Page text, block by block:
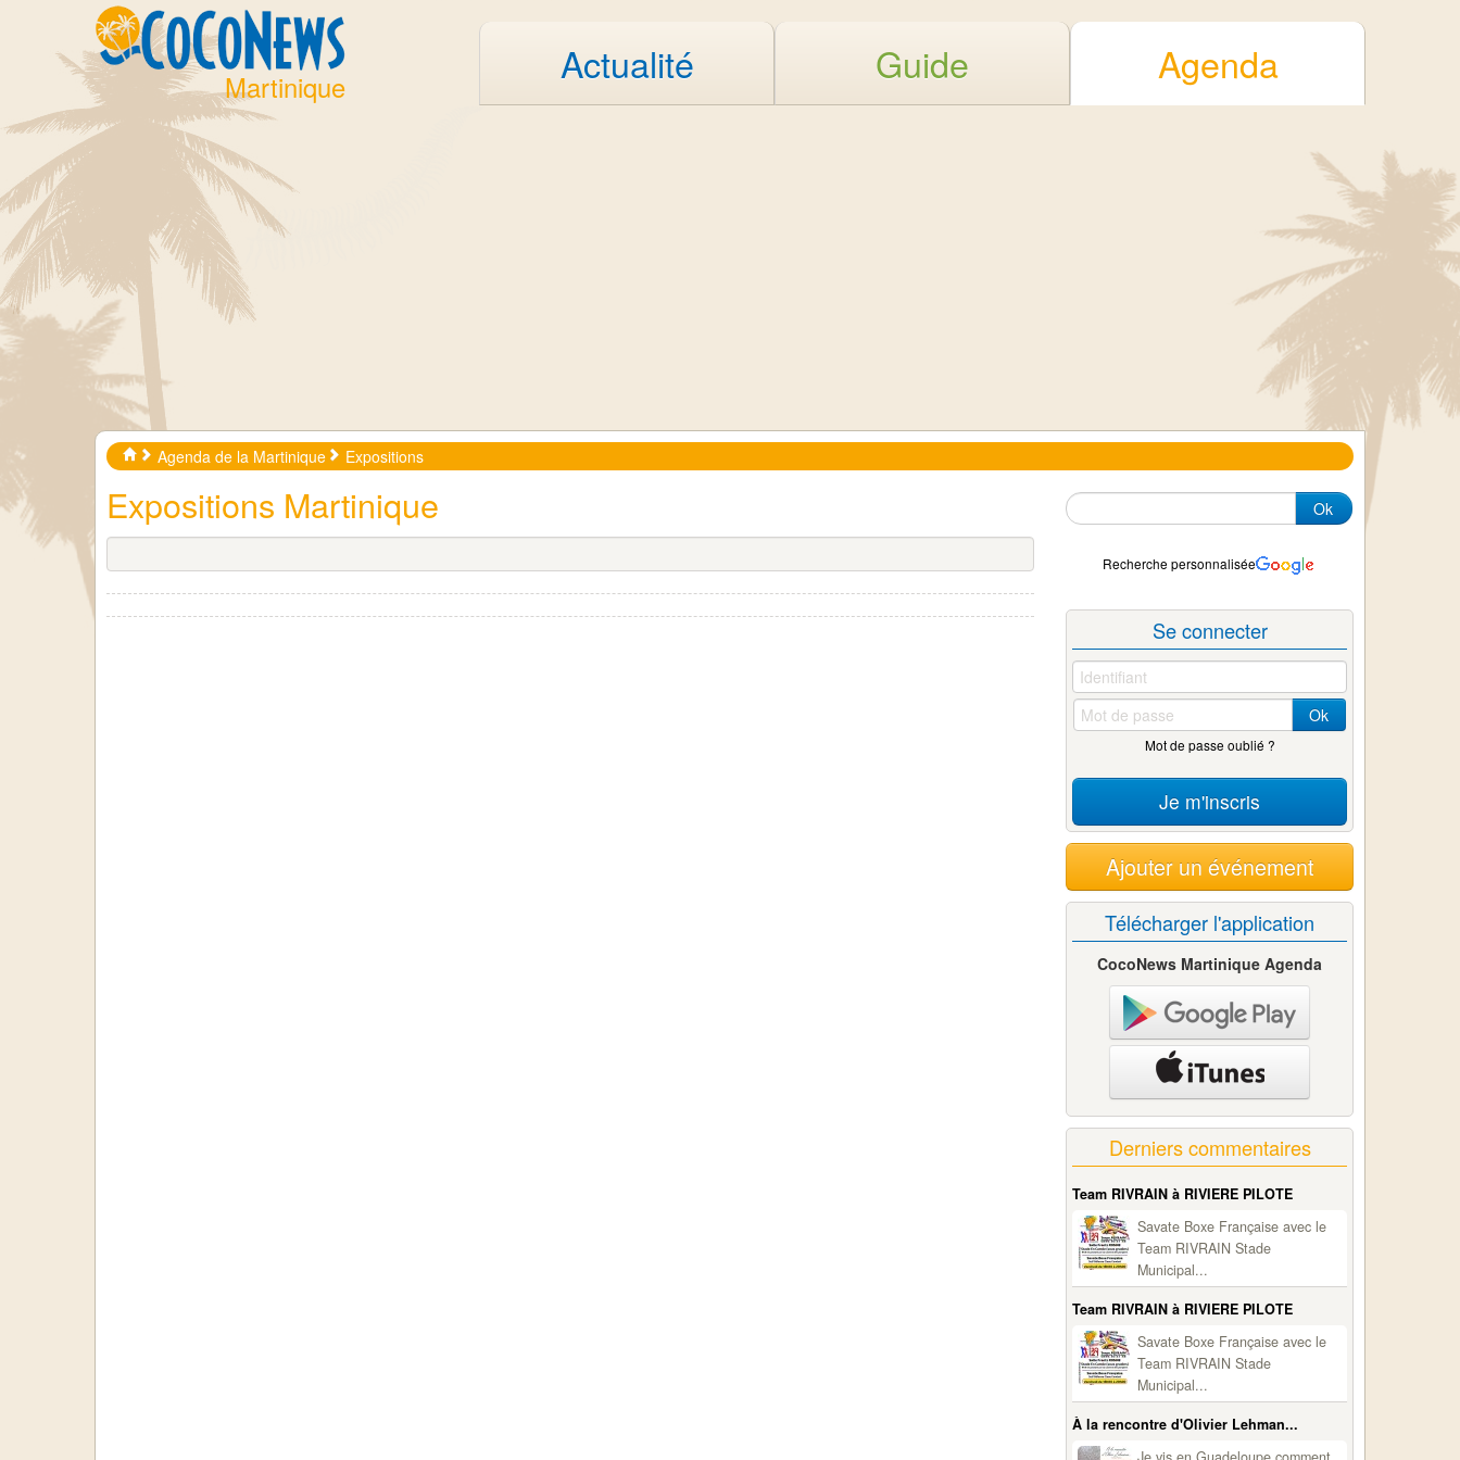
Martinique Actualité Guide Agenda
Agenda de la Martinique Expositions
Expositions Martinique Ok
Recherche personnalisée
Se connecter
Ok
Mot de passe oublié ?
Je m'inscris
Ajouter un événement
Télécharger l'application
CocoNews Martinique Agenda
Derniers commentaires
Team RIVRAIN à RIVIERE PILOTE
Savate Boxe Française avec le
Team RIVRAIN Stade
Municipal...
Team RIVRAIN à RIVIERE PILOTE
Savate Boxe Française avec le
Team RIVRAIN Stade
Municipal...
À la rencontre d'Olivier Lehman...